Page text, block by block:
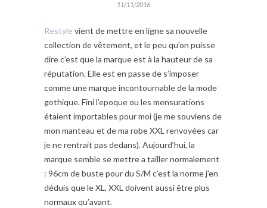
11/11/2016
Restyle vient de mettre en ligne sa nouvelle
collection de vêtement, et le peu qu’on puisse
dire c’est que la marque est à la hauteur de sa
réputation. Elle est en passe de s’imposer
comme une marque incontournable de la mode
gothique. Fini l’epoque ou les mensurations
étaient importables pour moi (je me souviens de
mon manteau et de ma robe XXL renvoyées car
je ne rentrait pas dedans). Aujourd’hui, la
marque semble se mettre a tailler normalement
: 96cm de buste pour du S/M c’est la norme j’en
déduis que le XL, XXL doivent aussi être plus
normaux qu’avant.